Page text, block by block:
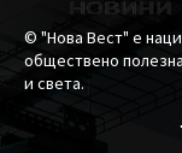
© "Нова Вест" е
обществено
и света.